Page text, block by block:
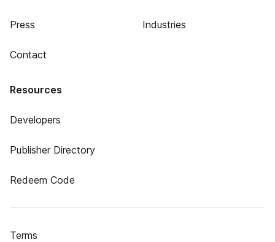
Press
Contact
Industries
Resources
Developers
Publisher Directory
Redeem Code
Terms